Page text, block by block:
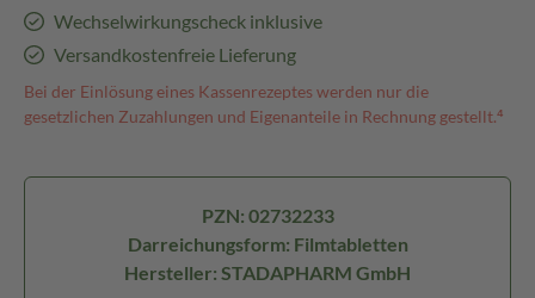
Wechselwirkungscheck inklusive
Versandkostenfreie Lieferung
Bei der Einlösung eines Kassenrezeptes werden nur die
gesetzlichen Zuzahlungen und Eigenanteile in Rechnung gestellt.⁴
PZN: 02732233
Darreichungsform: Filmtabletten
Hersteller: STADAPHARM GmbH